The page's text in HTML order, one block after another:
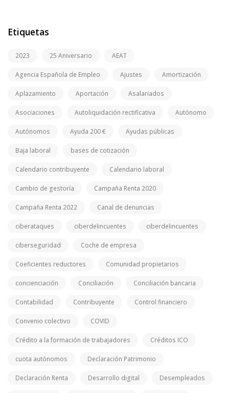
Etiquetas
2023 25 Aniversario AEAT
Agencia Española de Empleo Ajustes Amortización
Aplazamiento Aportación Asalariados
Asociaciones Autoliquidación rectificativa Autónomo
Autónomos Ayuda 200 € Ayudas públicas
Baja laboral bases de cotización
Calendario contribuyente Calendario laboral
Cambio de gestoría Campaña Renta 2020
Campaña Renta 2022 Canal de denuncias
ciberataques ciberdelincuentes ciberdelincuentes
ciberseguridad Coche de empresa
Coeficientes reductores Comunidad propietarios
concienciación Conciliación Conciliación bancaria
Contabilidad Contribuyente Control financiero
Convenio colectivo COVID
Crédito a la formación de trabajadores Créditos ICO
cuota autónomos Declaración Patrimonio
Declaración Renta Desarrollo digital Desempleados